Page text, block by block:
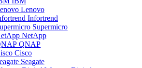
Lenovo
Infortrend
Supermicro
NetApp
QNAP
Cisco
Seagate